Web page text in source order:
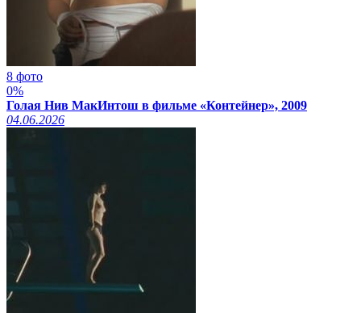
8 фото
0%
Голая Нив МакИнтош в фильме «Контейнер», 2009
04.06.2026